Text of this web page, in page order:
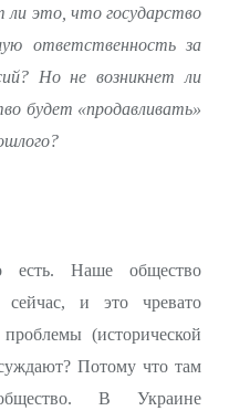
это, что государство
ответственность за
Но не возникнет ли
будет «продавливать»
есть. Наше общество
сейчас, и это чревато
(исторической
Потому что там
В Украине